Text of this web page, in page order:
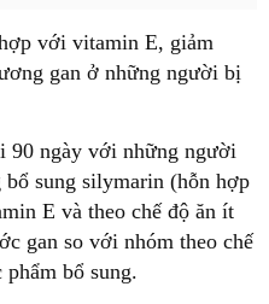
với vitamin E, giảm
gan ở những người bị
90 ngày với những người
sung silymarin (hỗn hợp
E và theo chế độ ăn ít
gan so với nhóm theo chế
bổ sung.